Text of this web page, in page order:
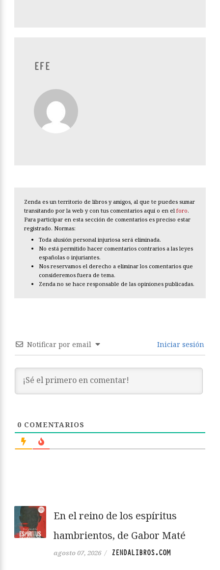
EFE
Zenda es un territorio de libros y amigos, al que te puedes sumar
transitando por la web y con tus comentarios aquí o en el foro.
Para participar en esta sección de comentarios es preciso estar
registrado. Normas:
Toda alusión personal injuriosa será eliminada.
No está permitido hacer comentarios contrarios a las leyes
españolas o injuriantes.
Nos reservamos el derecho a eliminar los comentarios que
consideremos fuera de tema.
Zenda no se hace responsable de las opiniones publicadas.
Notificar por email Iniciar sesión
0 COMENTARIOS
En el reino de los espíritus
hambrientos, de Gabor Maté
agosto 07, 2026 / ZENDALIBROS.COM